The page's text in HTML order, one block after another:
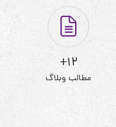
12+
مطالب وبلاگ